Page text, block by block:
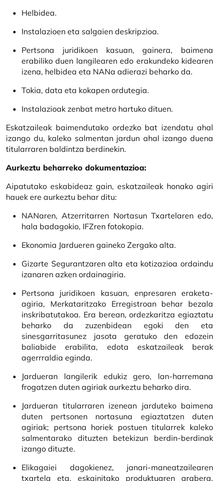
Helbidea.
Instalazioen eta salgaien deskripzioa.
Pertsona juridikoen kasuan, gainera, baimena
erabiliko duen langilearen edo erakundeko kidearen
izena, helbidea eta NANa adierazi beharko da.
Tokia, data eta kokapen ordutegia.
Instalazioak zenbat metro hartuko dituen.
Eskatzaileak baimendutako ordezko bat izendatu ahal
izango du, kaleko salmentan jardun ahal izango duena
titularraren baldintza berdinekin.
Aurkeztu beharreko dokumentazioa:
Aipatutako eskabideaz gain, eskatzaileak honako agiri
hauek ere aurkeztu behar ditu:
NANaren, Atzerritarren Nortasun Txartelaren edo,
hala badagokio, IFZren fotokopia.
Ekonomia Jardueren gaineko Zergako alta.
Gizarte Segurantzaren alta eta kotizazioa ordaindu
izanaren azken ordainagiria.
Pertsona juridikoen kasuan, enpresaren eraketa-
agiria, Merkataritzako Erregistroan behar bezala
inskribatutakoa. Era berean, ordezkaritza egiaztatu
beharko da zuzenbidean egoki den eta
sinesgarritasunez jasota geratuko den edozein
baliabide erabilita, edota eskatzaileak berak
agerrraldia eginda.
Jardueran langilerik edukiz gero, lan-harremana
frogatzen duten agiriak aurkeztu beharko dira.
Jardueran titularraren izenean jarduteko baimena
duten pertsonen nortasuna egiaztatzen duten
agiriak; pertsona horiek postuen titularrek kaleko
salmentarako dituzten betekizun berdin-berdinak
izango dituzte.
Elikagaiei dagokienez, janari-maneatzailearen
txartela eta, eskainitako produktuaren arabera,